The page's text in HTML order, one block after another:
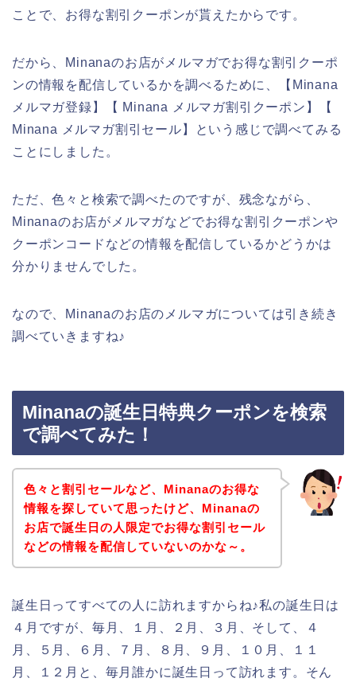
ことで、お得な割引クーポンが貰えたからです。
だから、Minanaのお店がメルマガでお得な割引クーポ
ンの情報を配信しているかを調べるために、【Minana
メルマガ登録】【 Minana メルマガ割引クーポン】【
Minana メルマガ割引セール】という感じで調べてみる
ことにしました。
ただ、色々と検索で調べたのですが、残念ながら、
Minanaのお店がメルマガなどでお得な割引クーポンや
クーポンコードなどの情報を配信しているかどうかは
分かりませんでした。
なので、Minanaのお店のメルマガについては引き続き
調べていきますね♪
Minanaの誕生日特典クーポンを検索
で調べてみた！
色々と割引セールなど、Minanaのお得な
情報を探していて思ったけど、Minanaの
お店で誕生日の人限定でお得な割引セール
などの情報を配信していないのかな～。
誕生日ってすべての人に訪れますからね♪私の誕生日は
４月ですが、毎月、１月、２月、３月、そして、４
月、５月、６月、７月、８月、９月、１０月、１１
月、１２月と、毎月誰かに誕生日って訪れます。そん